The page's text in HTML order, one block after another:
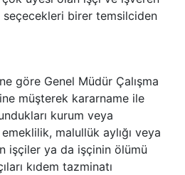
seçecekleri birer temsilciden
göre Genel Müdür Çalışma
müşterek kararname ile
kurum veya
emeklilik, malullük aylığı veya
işçiler ya da işçinin ölümü
kıdem tazminatı